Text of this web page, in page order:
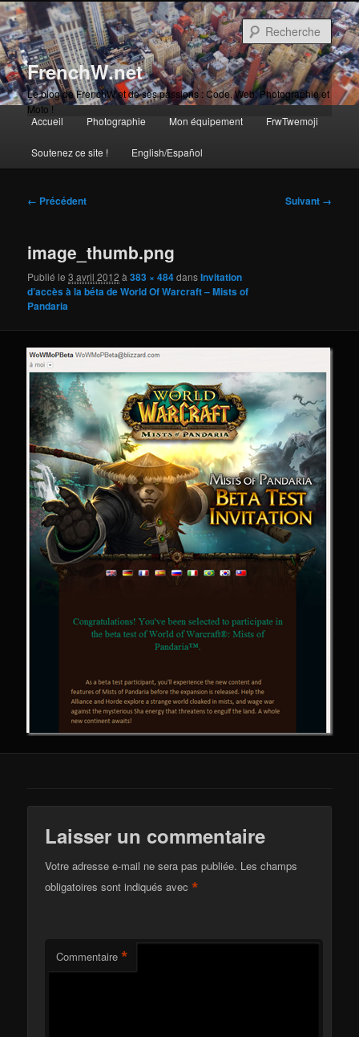
Aller
au
contenu
principalFrenchW.net
Le blog de FrenchW et de ses passions : Code, Web, Photographie et
Moto !
principal
Aller
au
Accueil Photographie Mon équipement FrwTwemoji
Soutenez ce site ! English/Español
Navigation
← Précédent Suivant →
image_thumb.png
Publié le3 avril 2012 à383 × 484dansInvitation
d’accès à la béta de World Of Warcraft – Mists of
Pandaria
Laisser un commentaire
Votre adresse e-mail ne sera pas publiée. Les champs
obligatoires sont indiqués avec*
Commentaire *